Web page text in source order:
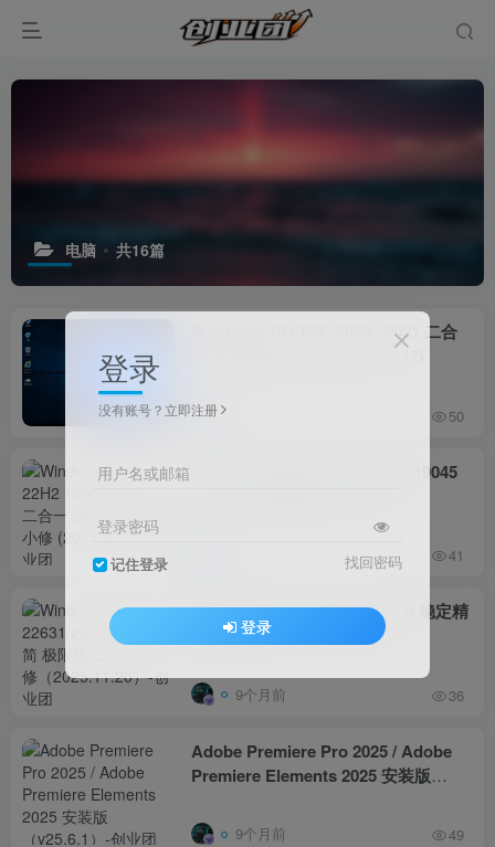
电脑 共16篇
Windows 10 LTSC 2019 / 2021 二合
一 轻度精简 – 小修 (2025.11.17)
50
Windows 10 Pro 22H2 19044/19045
41
Windows 11 Pro 22631/26200 稳定精
简 极限版 二合一 – 小修
9个月前 36
Adobe Premiere Pro 2025 / Adobe
Premiere Elements 2025 安装版
9个月前 49
登录
没有账号？立即注册
用户名或邮箱
登录密码
记住登录 找回密码
登录